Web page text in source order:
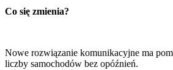
Co się zmienia?
Nowe rozwiązanie komunikacyjne ma
liczby samochodów bez opóźnień.